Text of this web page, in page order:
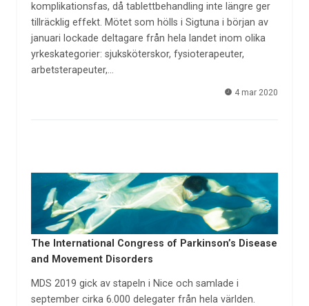
komplikationsfas, då tablettbehandling inte längre ger
tillräcklig effekt. Mötet som hölls i Sigtuna i början av
januari lockade deltagare från hela landet inom olika
yrkeskategorier: sjuksköterskor, fysioterapeuter,
arbetsterapeuter,…
4 mar 2020
The International Congress of Parkinson’s Disease
and Movement Disorders
MDS 2019 gick av stapeln i Nice och samlade i
september cirka 6.000 delegater från hela världen.